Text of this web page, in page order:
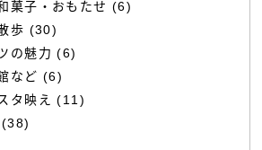
菓子・おもたせ (6)
歩 (30)
の魅力 (6)
など (6)
タ映え (11)
(38)